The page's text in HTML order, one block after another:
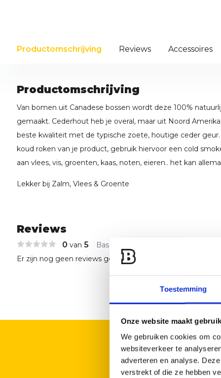
Toestemming
Onze website maakt
We gebruiken cookies om
websiteverkeer te
adverteren en analyse.
verstrekt of die ze hebben
Productomschrijving Reviews Accessoires
Productomschrijving
Van bomen uit Canadese bossen wordt deze 100%
gemaakt. Cederhout heb je overal, maar uit Noord
beste kwaliteit met de typische zoete, houtige ceder
koud roken van je product, gebruik hiervoor een cold
aan vlees, vis, groenten, kaas, noten, eieren.. het kan
Lekker bij Zalm, Vlees & Groente
Reviews
0 van 5 Based on 0 reviews
Er zijn nog geen reviews geschreven over dit product..